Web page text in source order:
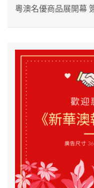
粵澳名優商品展開幕